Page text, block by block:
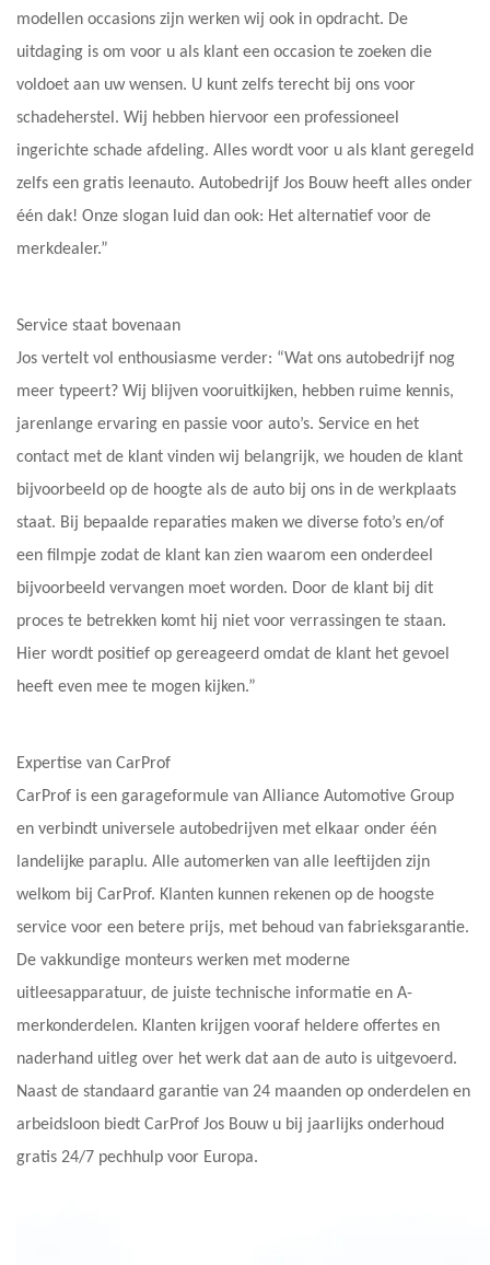
modellen occasions zijn werken wij ook in opdracht. De
uitdaging is om voor u als klant een occasion te zoeken die
voldoet aan uw wensen. U kunt zelfs terecht bij ons voor
schadeherstel. Wij hebben hiervoor een professioneel
ingerichte schade afdeling. Alles wordt voor u als klant geregeld
zelfs een gratis leenauto. Autobedrijf Jos Bouw heeft alles onder
één dak! Onze slogan luid dan ook: Het alternatief voor de
merkdealer.”
Service staat bovenaan
Jos vertelt vol enthousiasme verder: “Wat ons autobedrijf nog
meer typeert? Wij blijven vooruitkijken, hebben ruime kennis,
jarenlange ervaring en passie voor auto’s. Service en het
contact met de klant vinden wij belangrijk, we houden de klant
bijvoorbeeld op de hoogte als de auto bij ons in de werkplaats
staat. Bij bepaalde reparaties maken we diverse foto’s en/of
een filmpje zodat de klant kan zien waarom een onderdeel
bijvoorbeeld vervangen moet worden. Door de klant bij dit
proces te betrekken komt hij niet voor verrassingen te staan.
Hier wordt positief op gereageerd omdat de klant het gevoel
heeft even mee te mogen kijken.”
Expertise van CarProf
CarProf is een garageformule van Alliance Automotive Group
en verbindt universele autobedrijven met elkaar onder één
landelijke paraplu. Alle automerken van alle leeftijden zijn
welkom bij CarProf. Klanten kunnen rekenen op de hoogste
service voor een betere prijs, met behoud van fabrieksgarantie.
De vakkundige monteurs werken met moderne
uitleesapparatuur, de juiste technische informatie en A-
merkonderdelen. Klanten krijgen vooraf heldere offertes en
naderhand uitleg over het werk dat aan de auto is uitgevoerd.
Naast de standaard garantie van 24 maanden op onderdelen en
arbeidsloon biedt CarProf Jos Bouw u bij jaarlijks onderhoud
gratis 24/7 pechhulp voor Europa.